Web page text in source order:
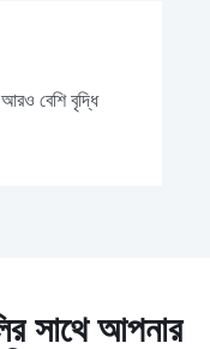
বেশি বৃদ্ধি
সাথে আপনার